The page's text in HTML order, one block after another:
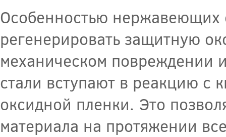
Особенностью нержавеющих
регенерировать защитную
механическом повреждении
стали вступают в реакцию с
оксидной пленки. Это
материала на протяжении